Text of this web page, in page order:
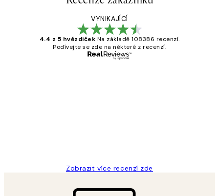
VYNIKAJÍCÍ
4.4 z 5 hvězdiček Na základě 108386 recenzí.
Podívejte se zde na některé z recenzí.
Zobrazit více recenzí zde